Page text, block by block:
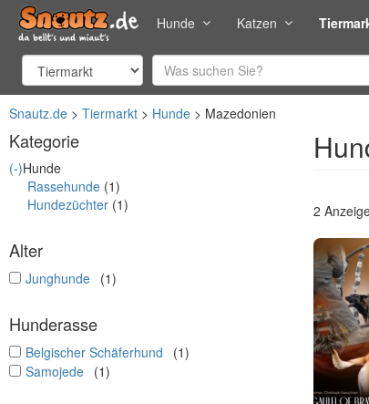
Hunde Katzen
Snautz.de Tiermarkt Hunde Mazedonien
Kategorie
(-)Hunde
Rassehunde (1)
Hundezüchter (1)
Alter
undefined
Junghunde (1)
Hunderasse
undefined
Belgischer Schäferhund
(1)
undefined
Samojede (1)
2